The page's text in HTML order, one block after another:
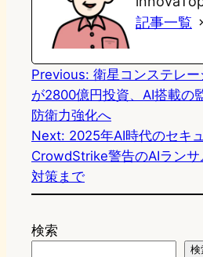
d
o
n
k
記事一覧
Previous: 衛星コンステレ
が2800億円投資、AI搭載の
防衛力強化へ
Next: 2025年AI時代のセキ
CrowdStrike警告のAIラン
対策まで
検索
検